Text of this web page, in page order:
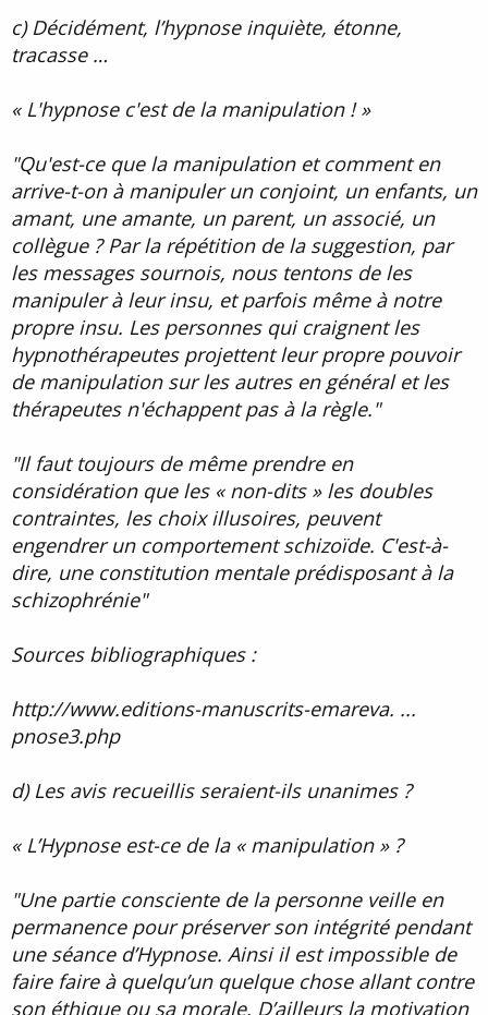
c) Décidément, l’hypnose inquiète, étonne,
tracasse …
« L'hypnose c'est de la manipulation ! »
"Qu'est-ce que la manipulation et comment en
arrive-t-on à manipuler un conjoint, un enfants, un
amant, une amante, un parent, un associé, un
collègue ? Par la répétition de la suggestion, par
les messages sournois, nous tentons de les
manipuler à leur insu, et parfois même à notre
propre insu. Les personnes qui craignent les
hypnothérapeutes projettent leur propre pouvoir
de manipulation sur les autres en général et les
thérapeutes n'échappent pas à la règle."
"Il faut toujours de même prendre en
considération que les « non-dits » les doubles
contraintes, les choix illusoires, peuvent
engendrer un comportement schizoïde. C'est-à-
dire, une constitution mentale prédisposant à la
schizophrénie"
Sources bibliographiques :
http://www.editions-manuscrits-emareva. ...
pnose3.php
d) Les avis recueillis seraient-ils unanimes ?
« L’Hypnose est-ce de la « manipulation » ?
"Une partie consciente de la personne veille en
permanence pour préserver son intégrité pendant
une séance d’Hypnose. Ainsi il est impossible de
faire faire à quelqu’un quelque chose allant contre
son éthique ou sa morale. D’ailleurs la motivation